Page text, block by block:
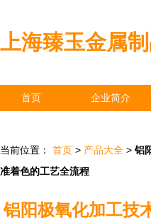
上海臻玉金属
首页 企业简介
当前位置： 首页 > 产品大全 > 铝
准着色的工艺全流程
铝阳极氧化加工技